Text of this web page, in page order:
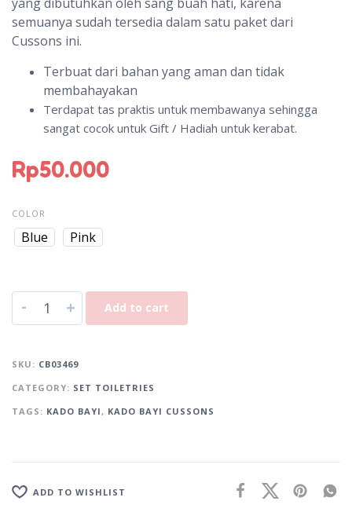
semuanya sudah tersedia dalam satu paket dari
Cussons ini.
Terbuat dari bahan yang aman dan tidak
membahayakan
Terdapat tas praktis untuk membawanya sehingga
sangat cocok untuk Gift / Hadiah untuk kerabat.
Rp50.000
COLOR
Blue Pink
- + Add to cart
t
e
r
i
SKU: CB03469
CATEGORY: SET TOILETRIES
TAGS: KADO BAYI, KADO BAYI CUSSONS
ADD TO WISHLIST